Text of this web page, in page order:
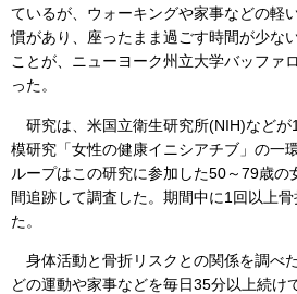
ているが、ウォーキングや家事などの軽
慣があり、座ったまま過ごす時間が少な
ことが、ニューヨーク州立大学バッファ
った。
研究は、米国立衛生研究所(NIH)などが
模研究「女性の健康イニシアチブ」の一
ループはこの研究に参加した50～79歳
間追跡して調査した。期間中に1回以上
た。
身体活動と骨折リスクとの関係を調べ
どの運動や家事などを毎日35分以上続け